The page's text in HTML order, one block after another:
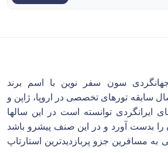
سون سفر نوین با اسم برند
و بیش از 7 سال سابقه تورهای تخصصی در اروپا، ژاپن و
ایرانگردی توانسته است در این سالها
بدست آورد و در این صنف پیشرو باشد
مسافرین جزو پربازدیدترین استارتاپ